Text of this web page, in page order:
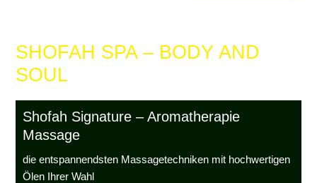
SHOFAH SPA – BODY AND
SOUL
Shofah Signature – Aromatherapie
Massage
die entspannendsten Massagetechniken mit hochwertigen
Ölen Ihrer Wahl